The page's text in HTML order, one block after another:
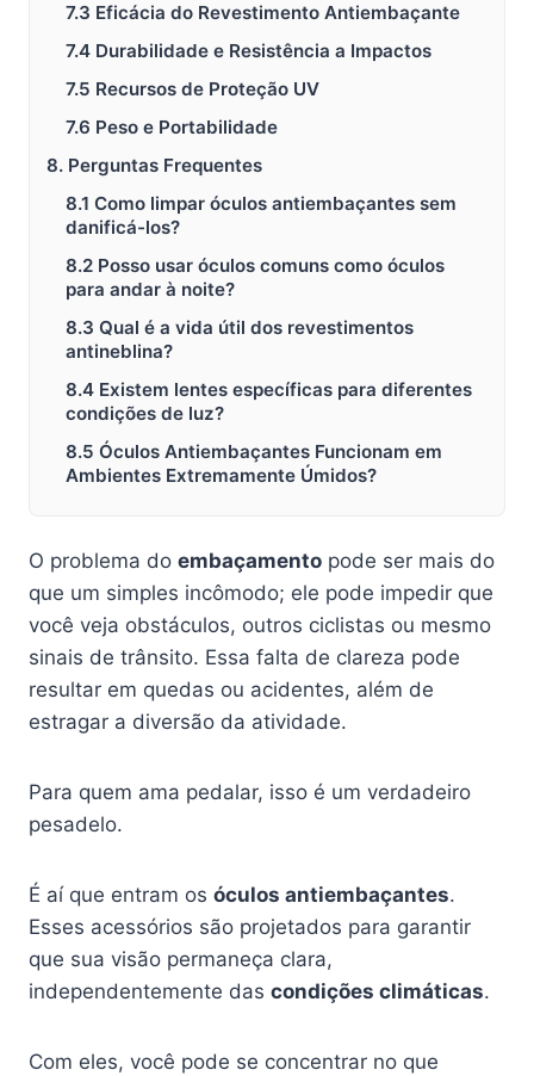
7.3 Eficácia do Revestimento Antiembaçante
7.4 Durabilidade e Resistência a Impactos
7.5 Recursos de Proteção UV
7.6 Peso e Portabilidade
8. Perguntas Frequentes
8.1 Como limpar óculos antiembaçantes sem
danificá-los?
8.2 Posso usar óculos comuns como óculos
para andar à noite?
8.3 Qual é a vida útil dos revestimentos
antineblina?
8.4 Existem lentes específicas para diferentes
condições de luz?
8.5 Óculos Antiembaçantes Funcionam em
Ambientes Extremamente Úmidos?
O problema do embaçamento pode ser mais do
que um simples incômodo; ele pode impedir que
você veja obstáculos, outros ciclistas ou mesmo
sinais de trânsito. Essa falta de clareza pode
resultar em quedas ou acidentes, além de
estragar a diversão da atividade.
Para quem ama pedalar, isso é um verdadeiro
pesadelo.
É aí que entram os óculos antiembaçantes.
Esses acessórios são projetados para garantir
que sua visão permaneça clara,
independentemente das condições climáticas.
Com eles, você pode se concentrar no que